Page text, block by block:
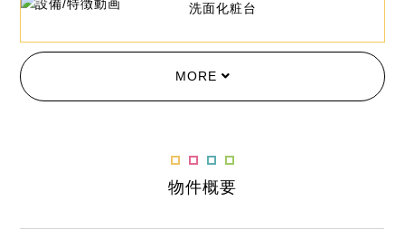
洗面化粧台
MORE
物件概要